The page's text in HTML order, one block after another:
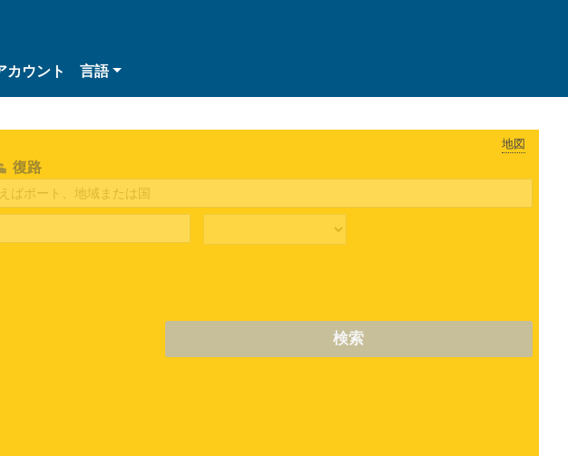
カウント 言語
地図
復路
検索